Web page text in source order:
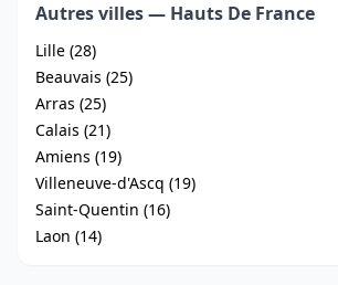
Autres villes — Hauts De France
Lille (28)
Beauvais (25)
Arras (25)
Calais (21)
Amiens (19)
Villeneuve-d'Ascq (19)
Saint-Quentin (16)
Laon (14)